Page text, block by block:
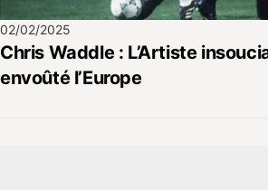
02/02/2025
Chris Waddle : L’Artiste
envoûté l’Europe